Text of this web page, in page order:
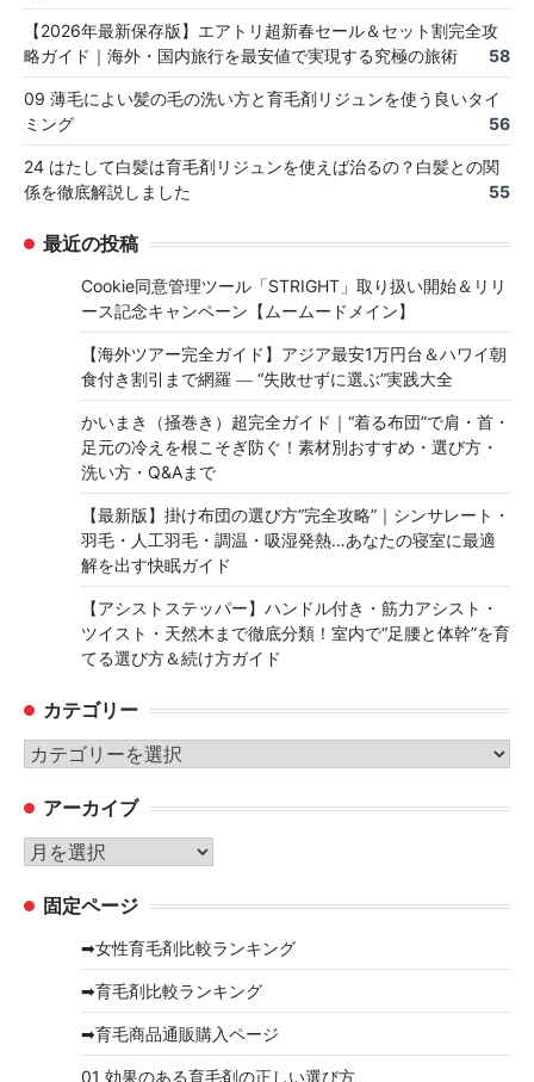
【2026年最新保存版】エアトリ超新春セール＆セット割完全攻
略ガイド｜海外・国内旅行を最安値で実現する究極の旅術
58
09 薄毛によい髪の毛の洗い方と育毛剤リジュンを使う良いタイ
ミング
56
24 はたして白髪は育毛剤リジュンを使えば治るの？白髪との関
係を徹底解説しました
55
最近の投稿
Cookie同意管理ツール「STRIGHT」取り扱い開始＆リリ
ース記念キャンペーン【ムームードメイン】
【海外ツアー完全ガイド】アジア最安1万円台＆ハワイ朝
食付き割引まで網羅 ― “失敗せずに選ぶ”実践大全
かいまき（掻巻き）超完全ガイド｜“着る布団”で肩・首・
足元の冷えを根こそぎ防ぐ！素材別おすすめ・選び方・
洗い方・Q&Aまで
【最新版】掛け布団の選び方“完全攻略”｜シンサレート・
羽毛・人工羽毛・調温・吸湿発熱…あなたの寝室に最適
解を出す快眠ガイド
【アシストステッパー】ハンドル付き・筋力アシスト・
ツイスト・天然木まで徹底分類！室内で“足腰と体幹”を育
てる選び方＆続け方ガイド
カテゴリー
カ
ゴ
リ
ー
アーカイブ
ア
カ 固定ページ
➡女性育毛剤比較ランキング
➡育毛剤比較ランキング
➡育毛商品通販購入ページ
01 効果のある育毛剤の正しい選び方